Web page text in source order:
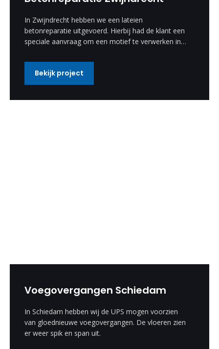
In Zwijndrecht hebben we een lateien
betonreparatie uitgevoerd. Hierbij had de klant een
speciale aanvraag om een motief te verwerken in
uitgevoerd en is een enorm mooi resultaat
geworden.
Bekijk project
Voegovergangen Schiedam
In Schiedam hebben wij de UPS mogen voorzien
van gloednieuwe voegovergangen. De vloeren zien
er weer spik en span uit.